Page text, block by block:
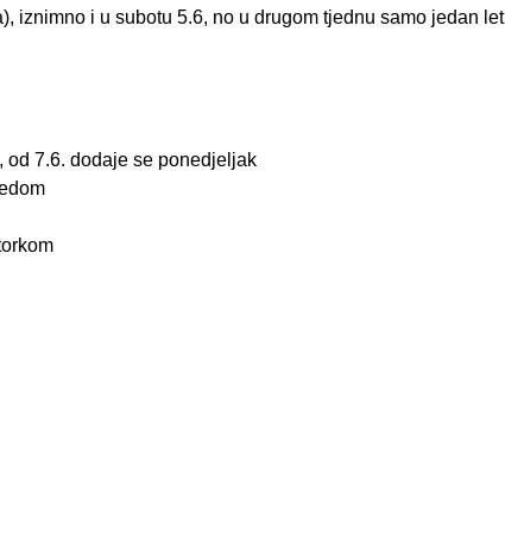
iznimno i u subotu 5.6, no u drugom tjednu samo jedan let
od 7.6. dodaje se ponedjeljak